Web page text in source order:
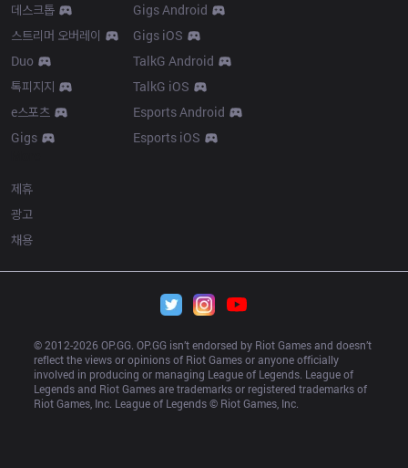
데스크톱
스트리머 오버레이
Duo
톡피지지
e스포츠
Gigs
Gigs Android
Gigs iOS
TalkG Android
TalkG iOS
Esports Android
Esports iOS
제휴
광고
채용
© 2012-2026 OP.GG. OP.GG isn’t endorsed by Riot Games and doesn’t
reflect the views or opinions of Riot Games or anyone officially
involved in producing or managing League of Legends. League of
Legends and Riot Games are trademarks or registered trademarks of
Riot Games, Inc. League of Legends © Riot Games, Inc.